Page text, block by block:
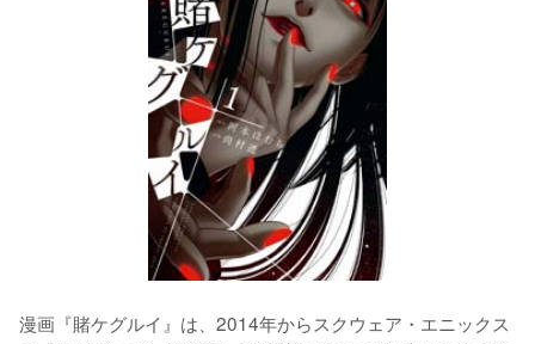
漫画『賭ケグルイ』は、2014年からスクウェア・エニックス